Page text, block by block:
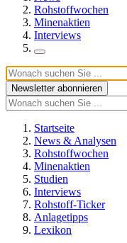
Rohstoffwochen
Minenaktien
Interviews
Newsletter abonnieren
Startseite
News & Analysen
Rohstoffwochen
Minenaktien
Studien
Interviews
Rohstoff-Ticker
Anlagetipps
Lexikon